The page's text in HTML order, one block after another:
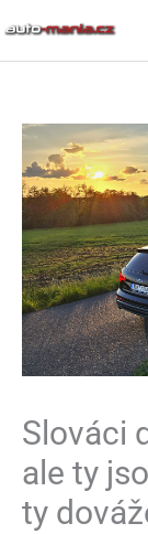
Slováci
ale ty
ty